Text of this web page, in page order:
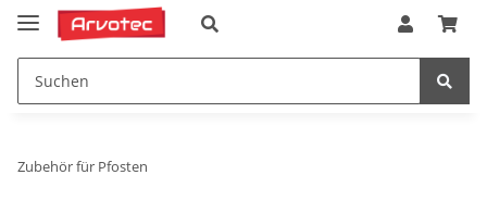
Zubehör für Pfosten